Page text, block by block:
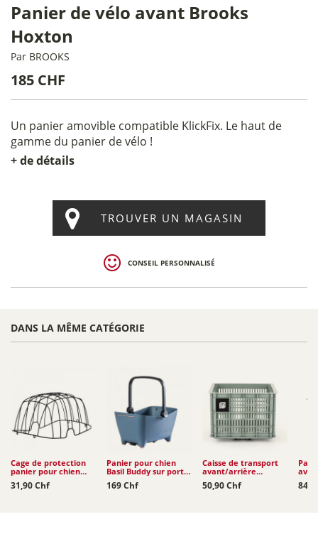
Panier de vélo avant Brooks
Hoxton
Par BROOKS
185 CHF
Un panier amovible compatible KlickFix. Le haut de
gamme du panier de vélo !
+ de détails
TROUVER UN MAGASIN
CONSEIL PERSONNALISÉ
DANS LA MÊME CATÉGORIE
Cage de protection
panier pour chien
Basil Buddy
31,90 Chf
Panier pour chien
Basil Buddy sur porte-
bagages MIK
169 Chf
Caisse de transport
avant/arrière
Moustache Frida 33L
50,90 Chf
23L